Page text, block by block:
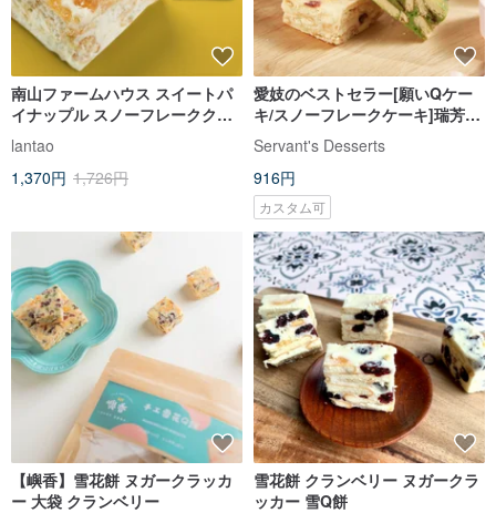
南山ファームハウス スイートパ
イナップル スノーフレーククリ
スピー/スノーQケーキ/スノーコ
ットンケーキ/ヌガースナック 香
港製 140g
lantao
1,370円 1,726円
愛妓のベストセラー[願いQケー
キ/スノーフレークケーキ]瑞芳
Houtong 9つの必需品のお土産
Servant's Desserts
916円
カスタム可
【嶼香】雪花餅 ヌガークラッカ
ー 大袋 クランベリー
雪花餅 クランベリー ヌガークラ
ッカー 雪Q餅